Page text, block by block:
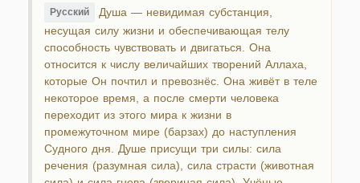
Русский Душа — невидимая субстанция,
несущая силу жизни и обеспечивающая телу
способность чувствовать и двигаться. Она
относится к числу величайших творений Аллаха,
которые Он почтил и превознёс. Она живёт в теле
некоторое время, а после смерти человека
переходит из этого мира к жизни в
промежуточном мире (барзах) до наступления
Судного дня. Душе присущи три силы: сила
речения (разумная сила), сила страсти (животная